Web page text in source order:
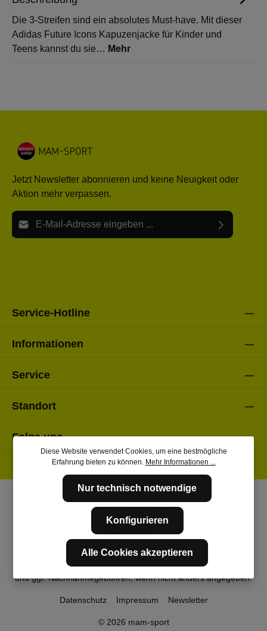
Die 3-Streifen sind ein absolutes Must-have. Mit dieser
Adidas Future Icons Kapuzenjacke für Kinder und
Teens kannst du sie… Mehr
Jetzt Newsletter abonnieren und keine Neuigkeit oder
Aktion mehr verpassen.
E-Mail-Adresse*
Service-Hotline
Informationen
Service
Standort
Folge uns
* Alle Preise inkl. gesetzl. Mehrwertsteuer zzgl.Versandkosten
und ggf. Nachnahmegebühren, wenn nicht anders angegeben.
© 2026 mam-sport
Datenschutz Impressum Newsletter
Diese Website verwendet Cookies, um eine bestmögliche
Erfahrung bieten zu können. Mehr Informationen ...
Nur technisch notwendige
Konfigurieren
Alle Cookies akzeptieren